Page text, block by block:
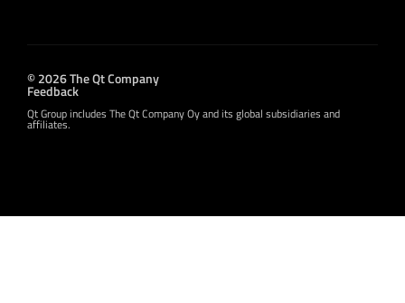
© 2026 The Qt Company
Feedback
Qt Group includes The Qt Company Oy and its global subsidiaries and
affiliates.